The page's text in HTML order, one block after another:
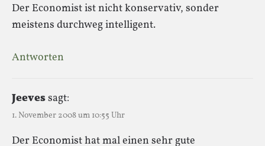
Der Economist ist nicht konservativ, sonder
meistens durchweg intelligent.
Antworten
Jeevessagt:
1. November 2008 um 10:55 Uhr
Der Economist hat mal einen sehr gute